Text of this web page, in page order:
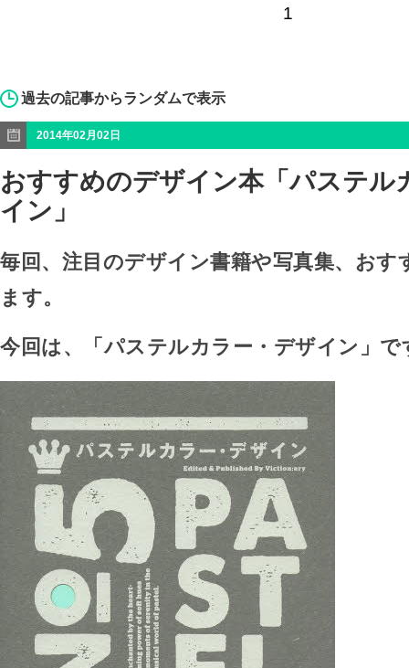
1
過去の記事からランダムで表示
2014年02月02日
おすすめのデザイン本「パステル
イン」
毎回、注目のデザイン書籍や写真集、おす
ます。
今回は、「パステルカラー・デザイン」で